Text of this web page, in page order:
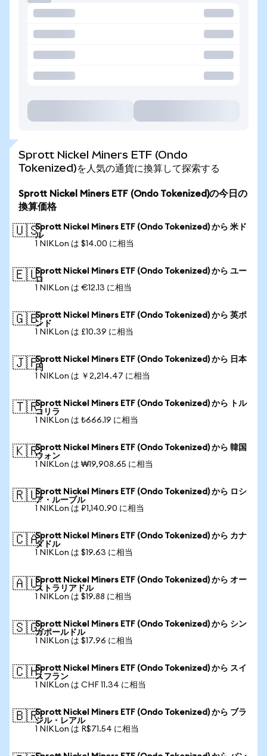
Sprott Nickel Miners ETF (Ondo
Tokenized)を人気の通貨に換算して探索する
Sprott Nickel Miners ETF (Ondo Tokenized)の今日の
換算価格
🇺🇸Sprott Nickel Miners ETF (Ondo Tokenized) から 米ド
ル
1 NIKLon は $14.00 に相当
🇪🇺Sprott Nickel Miners ETF (Ondo Tokenized) から ユー
ロ
1 NIKLon は €12.13 に相当
🇬🇧Sprott Nickel Miners ETF (Ondo Tokenized) から 英ポ
ンド
1 NIKLon は £10.39 に相当
🇯🇵Sprott Nickel Miners ETF (Ondo Tokenized) から 日本
円
1 NIKLon は ￥2,214.47 に相当
🇹🇷Sprott Nickel Miners ETF (Ondo Tokenized) から トル
コリラ
1 NIKLon は ₺666.19 に相当
🇰🇷Sprott Nickel Miners ETF (Ondo Tokenized) から 韓国
ウォン
1 NIKLon は ₩19,908.65 に相当
🇷🇺Sprott Nickel Miners ETF (Ondo Tokenized) から ロシ
ア・ルーブル
1 NIKLon は ₽1,140.90 に相当
🇨🇦Sprott Nickel Miners ETF (Ondo Tokenized) から カナ
ダドル
1 NIKLon は $19.63 に相当
🇦🇺Sprott Nickel Miners ETF (Ondo Tokenized) から オー
ストラリアドル
1 NIKLon は $19.88 に相当
🇸🇬Sprott Nickel Miners ETF (Ondo Tokenized) から シン
ガポールドル
1 NIKLon は $17.96 に相当
🇨🇭Sprott Nickel Miners ETF (Ondo Tokenized) から スイ
スフラン
1 NIKLon は CHF 11.34 に相当
🇧🇷Sprott Nickel Miners ETF (Ondo Tokenized) から ブラ
ジル・レアル
1 NIKLon は R$71.54 に相当